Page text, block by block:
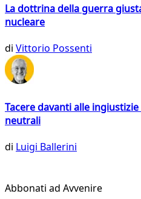
La dottrina della guerra
nucleare
di Vittorio Possenti
Tacere davanti alle
neutrali
di Luigi Ballerini
Abbonati ad Avvenire